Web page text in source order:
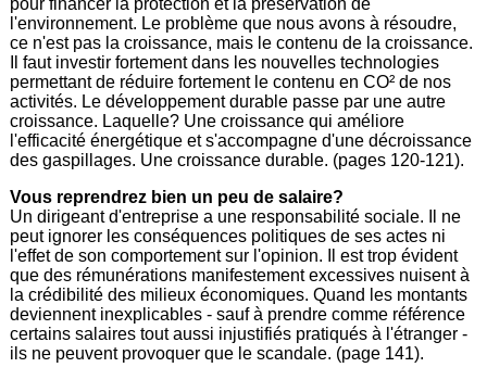
pour financer la protection et la préservation de
l'environnement. Le problème que nous avons à résoudre,
ce n'est pas la croissance, mais le contenu de la croissance.
Il faut investir fortement dans les nouvelles technologies
permettant de réduire fortement le contenu en CO² de nos
activités. Le développement durable passe par une autre
croissance. Laquelle? Une croissance qui améliore
l'efficacité énergétique et s'accompagne d'une décroissance
des gaspillages. Une croissance durable. (pages 120-121).
Vous reprendrez bien un peu de salaire?
Un dirigeant d'entreprise a une responsabilité sociale. Il ne
peut ignorer les conséquences politiques de ses actes ni
l'effet de son comportement sur l'opinion. Il est trop évident
que des rémunérations manifestement excessives nuisent à
la crédibilité des milieux économiques. Quand les montants
deviennent inexplicables - sauf à prendre comme référence
certains salaires tout aussi injustifiés pratiqués à l'étranger -
ils ne peuvent provoquer que le scandale. (page 141).